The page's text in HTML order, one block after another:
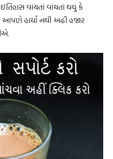
વાંચતાં વાંચતાં થયું કે
હાર્યા નથી અઢી હજાર